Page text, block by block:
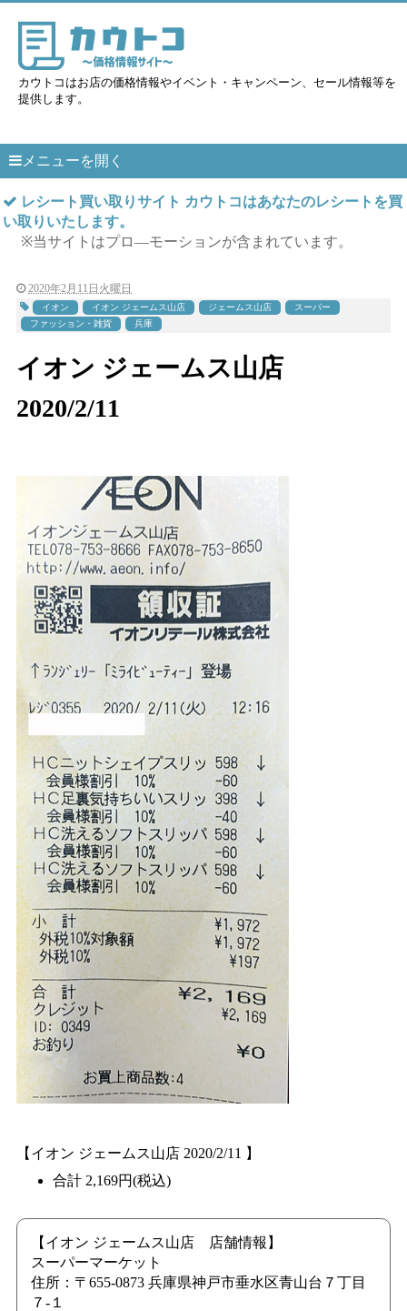
カウトコはお店の価格情報やイベント・キャンペーン、セール情報等を
提供します。
メニューを開く
レシート買い取りサイト カウトコはあなたのレシートを買
い取りいたします。
※当サイトはプロ―モーションが含まれています。
2020年2月11日火曜日
イオン イオン ジェームス山店 ジェームス山店
スーパー
ファッション・雑貨
兵庫
イオン ジェームス山店
2020/2/11
【イオン ジェームス山店 2020/2/11 】
合計 2,169円(税込)
【イオン ジェームス山店 店舗情報】
スーパーマーケット
住所：〒655-0873 兵庫県神戸市垂水区青山台７丁目
７-１